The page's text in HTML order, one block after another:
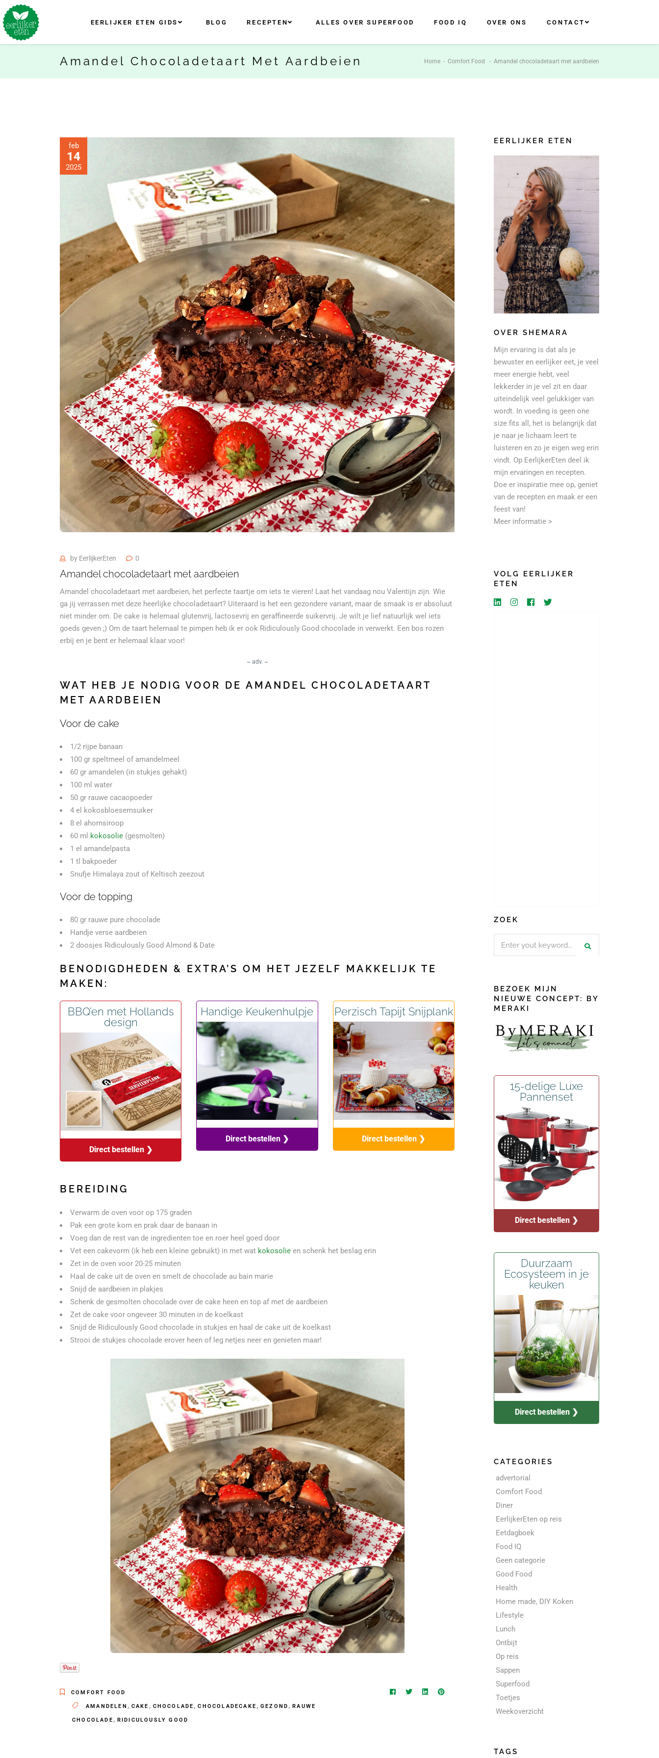
EERLIJKER ETEN GIDS BLOG RECEPTEN ALLES OVER SUPERFOOD FOOD IQ OVER ONS CONTACT
Amandel Chocoladetaart Met Aardbeien Home - Comfort Food - Amandel chocoladetaart met aardbeien
feb
14
2025
by EerlijkerEten 0
Amandel chocoladetaart met aardbeien
Amandel chocoladetaart met aardbeien, het perfecte taartje om iets te vieren! Laat het vandaag nou Valentijn zijn. Wie
ga jij verrassen met deze heerlijke chocoladetaart? Uiteraard is het een gezondere variant, maar de smaak is er absoluut
niet minder om. De cake is helemaal glutenvrij, lactosevrij en geraffineerde suikervrij. Je wilt je lief natuurlijk wel iets
goeds geven ;) Om de taart helemaal te pimpen heb ik er ook Ridiculously Good chocolade in verwerkt. Een bos rozen
erbij en je bent er helemaal klaar voor!
~ adv. ~
WAT HEB JE NODIG VOOR DE AMANDEL CHOCOLADETAART
MET AARDBEIEN
Voor de cake
1/2 rijpe banaan
100 gr speltmeel of amandelmeel
60 gr amandelen (in stukjes gehakt)
100 ml water
50 gr rauwe cacaopoeder
4 el kokosbloesemsuiker
8 el ahornsiroop
60 ml
kokosolie (gesmolten)
1 el amandelpasta
1 tl bakpoeder
Snufje Himalaya zout of Keltisch zeezout
Voor de topping
80 gr rauwe pure chocolade
Handje verse aardbeien
2 doosjes Ridiculously Good Almond & Date
BENODIGDHEDEN & EXTRA’S OM HET JEZELF MAKKELIJK TE
MAKEN:
BBQ’en met Hollands
design
Direct bestellen ❯
Handige Keukenhulpje
Direct bestellen ❯
Perzisch Tapijt Snijplank
Direct bestellen ❯
BEREIDING
Verwarm de oven voor op 175 graden
Pak een grote kom en prak daar de banaan in
Voeg dan de rest van de ingredienten toe en roer heel goed door
Vet een cakevorm (ik heb een kleine gebruikt) in met wat kokosolie en schenk het beslag erin
Zet in de oven voor 20-25 minuten
Haal de cake uit de oven en smelt de chocolade au bain marie
Snijd de aardbeien in plakjes
Schenk de gesmolten chocolade over de cake heen en top af met de aardbeien
Zet de cake voor ongeveer 30 minuten in de koelkast
Snijd de Ridiculously Good chocolade in stukjes en haal de cake uit de koelkast
Strooi de stukjes chocolade erover heen of leg netjes neer en genieten maar!
COMFORT FOOD
AMANDELEN , CAKE , CHOCOLADE ,CHOCOLADECAKE ,GEZOND ,RAUWE
CHOCOLADE , RIDICULOUSLY GOOD
EERLIJKER ETEN
OVER SHEMARA
Mijn ervaring is dat als je
bewuster en eerlijker eet, je veel
meer energie hebt, veel
lekkerder in je vel zit en daar
uiteindelijk veel gelukkiger van
wordt. In voeding is geen one
size fits all, het is belangrijk dat
je naar je lichaam leert te
luisteren en zo je eigen weg erin
vindt. Op EerlijkerEten deel ik
mijn ervaringen en recepten.
Doe er inspiratie mee op, geniet
van de recepten en maak er een
feest van!
Meer informatie >
VOLG EERLIJKER
ETEN
ZOEK
Search
BEZOEK MIJN
NIEUWE CONCEPT: BY
MERAKI
15-delige Luxe
Pannenset
Direct bestellen ❯
Duurzaam
Ecosysteem in je
keuken
Direct bestellen ❯
CATEGORIES
advertorial
Comfort Food
Diner
EerlijkerEten op reis
Eetdagboek
Food IQ
Geen categorie
Good Food
Health
Home made, DIY Koken
Lifestyle
Lunch
Ontbijt
Op reis
Sappen
Superfood
Toetjes
Weekoverzicht
TAGS